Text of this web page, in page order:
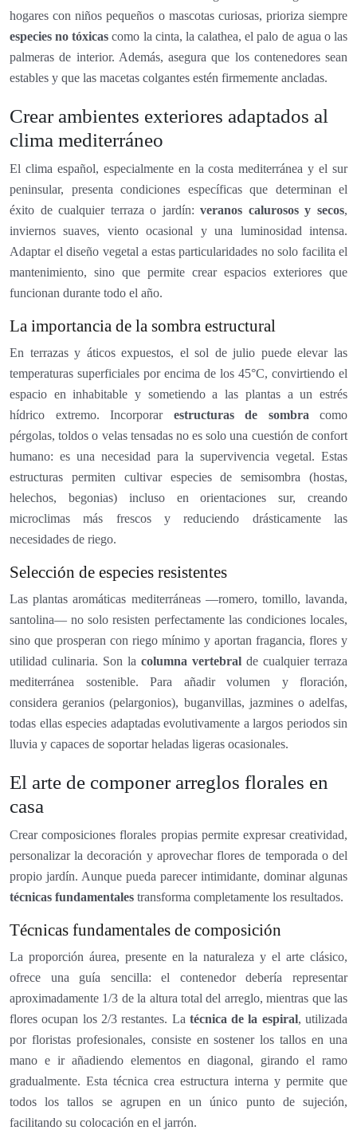
hogares con niños pequeños o mascotas curiosas, prioriza siempre
especies no tóxicas como la cinta, la calathea, el palo de agua o las
palmeras de interior. Además, asegura que los contenedores sean
estables y que las macetas colgantes estén firmemente ancladas.
Crear ambientes exteriores adaptados al
clima mediterráneo
El clima español, especialmente en la costa mediterránea y el sur
peninsular, presenta condiciones específicas que determinan el
éxito de cualquier terraza o jardín:veranos calurosos y secos,
inviernos suaves, viento ocasional y una luminosidad intensa.
Adaptar el diseño vegetal a estas particularidades no solo facilita el
mantenimiento, sino que permite crear espacios exteriores que
funcionan durante todo el año.
La importancia de la sombra estructural
En terrazas y áticos expuestos, el sol de julio puede elevar las
temperaturas superficiales por encima de los 45°C, convirtiendo el
espacio en inhabitable y sometiendo a las plantas a un estrés
hídrico extremo. Incorporar estructuras de sombra como
pérgolas, toldos o velas tensadas no es solo una cuestión de confort
humano: es una necesidad para la supervivencia vegetal. Estas
estructuras permiten cultivar especies de semisombra (hostas,
helechos, begonias) incluso en orientaciones sur, creando
microclimas más frescos y reduciendo drásticamente las
necesidades de riego.
Selección de especies resistentes
Las plantas aromáticas mediterráneas —romero, tomillo, lavanda,
santolina— no solo resisten perfectamente las condiciones locales,
sino que prosperan con riego mínimo y aportan fragancia, flores y
utilidad culinaria. Son la columna vertebral de cualquier terraza
mediterránea sostenible. Para añadir volumen y floración,
considera geranios (pelargonios), buganvillas, jazmines o adelfas,
todas ellas especies adaptadas evolutivamente a largos periodos sin
lluvia y capaces de soportar heladas ligeras ocasionales.
El arte de componer arreglos florales en
casa
Crear composiciones florales propias permite expresar creatividad,
personalizar la decoración y aprovechar flores de temporada o del
propio jardín. Aunque pueda parecer intimidante, dominar algunas
técnicas fundamentales transforma completamente los resultados.
Técnicas fundamentales de composición
La proporción áurea, presente en la naturaleza y el arte clásico,
ofrece una guía sencilla: el contenedor debería representar
aproximadamente 1/3 de la altura total del arreglo, mientras que las
flores ocupan los 2/3 restantes. La técnica de la espiral, utilizada
por floristas profesionales, consiste en sostener los tallos en una
mano e ir añadiendo elementos en diagonal, girando el ramo
gradualmente. Esta técnica crea estructura interna y permite que
todos los tallos se agrupen en un único punto de sujeción,
facilitando su colocación en el jarrón.